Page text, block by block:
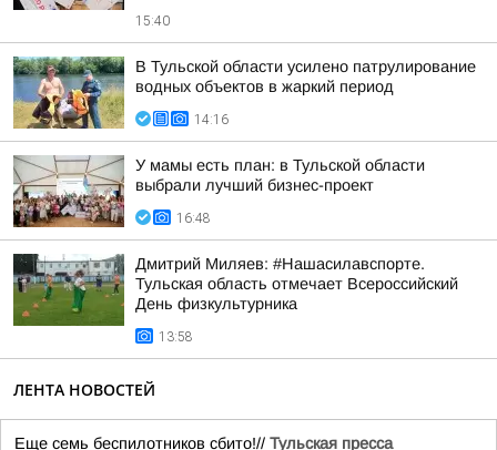
15:40
В Тульской области усилено патрулирование
водных объектов в жаркий период
14:16
У мамы есть план: в Тульской области
выбрали лучший бизнес-проект
16:48
Дмитрий Миляев: #Нашасилавспорте.
Тульская область отмечает Всероссийский
День физкультурника
13:58
ЛЕНТА НОВОСТЕЙ
Еще семь беспилотников сбито!// Тульская пресса